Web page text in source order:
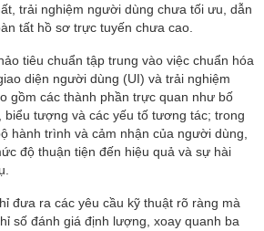
trải nghiệm người dùng chưa tối ưu, dẫn
tất hồ sơ trực tuyến chưa cao.
tiêu chuẩn tập trung vào việc chuẩn hóa
diện người dùng (UI) và trải nghiệm
gồm các thành phần trực quan như bố
biểu tượng và các yếu tố tương tác; trong
hành trình và cảm nhận của người dùng,
độ thuận tiện đến hiệu quả và sự hài
đưa ra các yêu cầu kỹ thuật rõ ràng mà
số đánh giá định lượng, xoay quanh ba